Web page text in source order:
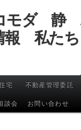
モダ 静
報 私たち
宅 不動産管理委託
談会 お問い合わせ